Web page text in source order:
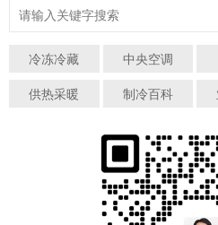
冷冻冷藏 中央空调
供热采暖
制冷百科